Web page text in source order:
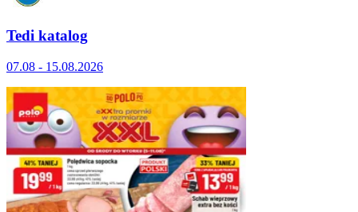
Tedi katalog
07.08 - 15.08.2026